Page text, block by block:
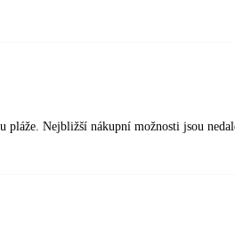
pláže. Nejbližší nákupní možnosti jsou